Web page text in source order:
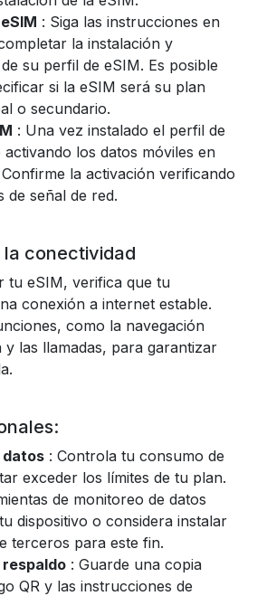
: Siga las instrucciones en
la instalación y
su perfil de eSIM. Es posible
si la eSIM será su plan
o secundario.
: Una vez instalado el perfil de
los datos móviles en
la activación verificando
de señal de red.
la conectividad
tu eSIM, verifica que tu
conexión a internet estable.
como la navegación
y las llamadas, para garantizar
datos : Controla tu consumo de
exceder los límites de tu plan.
de monitoreo de datos
dispositivo o considera instalar
terceros para este fin.
respaldo : Guarde una copia
QR y las instrucciones de